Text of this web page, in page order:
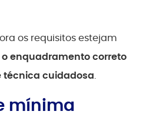
os requisitos estejam
o enquadramento correto
técnica cuidadosa.
mínima